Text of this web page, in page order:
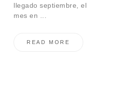
llegado septiembre, el
mes en ...
READ MORE